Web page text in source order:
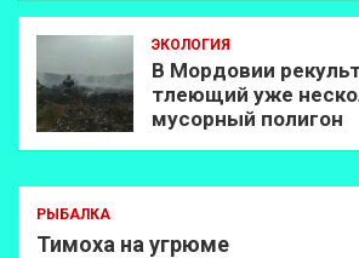
ЭКОЛОГИЯ
В Мордовии
тлеющий уже
мусорный полигон
РЫБАЛКА
Тимоха на угрюме